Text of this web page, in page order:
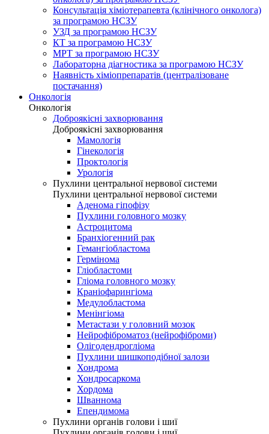
Консультація хіміотерапевта (клінічного онколога)
за програмою НСЗУ
УЗД за програмою НСЗУ
КТ за програмою НСЗУ
МРТ за програмою НСЗУ
Лабораторна діагностика за програмою НСЗУ
Наявність хіміопрепаратів (централізоване
постачання)
Онкологія
Онкологія
Доброякісні захворювання
Доброякісні захворювання
Мамологія
Гінекологія
Проктологія
Урологія
Пухлини центральної нервової системи
Пухлини центральної нервової системи
Аденома гіпофізу
Пухлини головного мозку
Астроцитома
Бранхіогенний рак
Гемангіобластома
Гермінома
Гліобластоми
Гліома головного мозку
Краніофарингіома
Медулобластома
Менінгіома
Метастази у головний мозок
Нейрофіброматоз (нейрофіброми)
Олігодендрогліома
Пухлини шишкоподібної залози
Хондрома
Хондросаркома
Хордома
Шваннома
Епендимома
Пухлини органів голови і шиї